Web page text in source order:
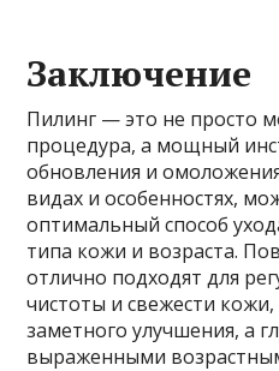
Заключение
Пилинг — это не просто
процедура, а мощный
обновления и
видах и особенностях,
оптимальный способ
типа кожи и возраста.
отлично подходят для
чистоты и свежести
заметного улучшения, а
выраженными